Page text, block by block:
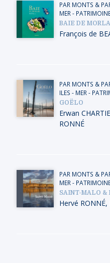
PAR MONTS &
MER -
BAIE DE
François de
PAR MONTS &
ILES - MER-
GOËLO
Erwan
RONNÉ
PAR MONTS &
MER-
SAINT-MALO &
Hervé RONNÉ,